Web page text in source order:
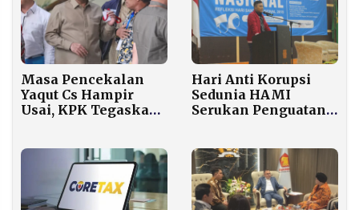
Masa Pencekalan
Yaqut Cs Hampir
Usai, KPK Tegaskan
Hari Anti Korupsi
Sedunia HAMI
Serukan Penguatan
Korupsi